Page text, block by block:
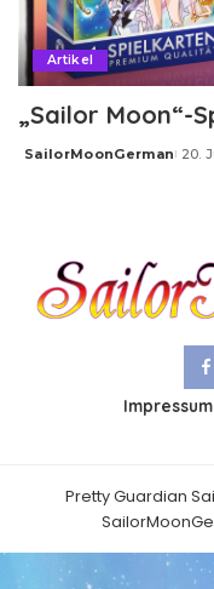
Artikel
„Sailor Moon“-
Posted
SailorMoonGerman 20.
Impressum
Pretty Guardian